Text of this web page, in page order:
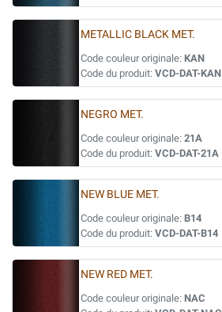
METALLIC BLACK MET.
Code couleur originale: KAN
Code du produit: VCD-DAT-KAN
NEGRO MET.
Code couleur originale: 21A
Code du produit: VCD-DAT-21A
NEW BLUE MET.
Code couleur originale: B14
Code du produit: VCD-DAT-B14
NEW RED MET.
Code couleur originale: NAC